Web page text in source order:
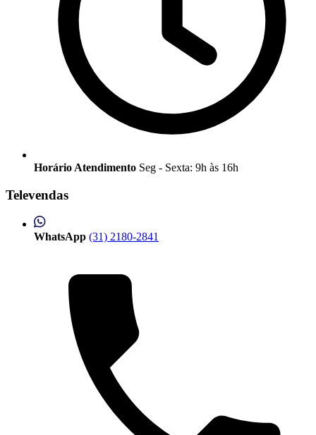
Horário Atendimento Seg - Sexta: 9h às 16h
Televendas
WhatsApp (31) 2180-2841